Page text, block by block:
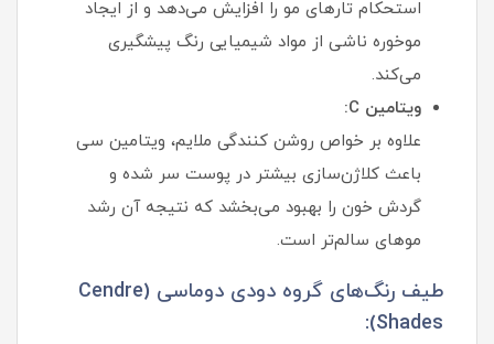
استحکام تارهای مو را افزایش می‌دهد و از ایجاد
موخوره ناشی از مواد شیمیایی رنگ پیشگیری
می‌کند.
ویتامین C:
علاوه بر خواص روشن کنندگی ملایم، ویتامین سی
باعث کلاژن‌سازی بیشتر در پوست سر شده و
گردش خون را بهبود می‌بخشد که نتیجه آن رشد
موهای سالم‌تر است.
طیف رنگ‌های گروه دودی دوماسی (Cendre
Shades):